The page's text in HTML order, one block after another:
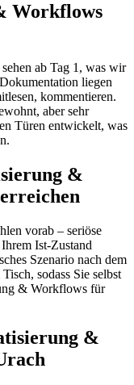
Workflows
ab Tag 1, was wir
liegen
kommentieren.
aber sehr
Türen entwickelt, was
&
vorab – seriöse
Ist-Zustand
Szenario nach dem
sodass Sie selbst
& Workflows für
&